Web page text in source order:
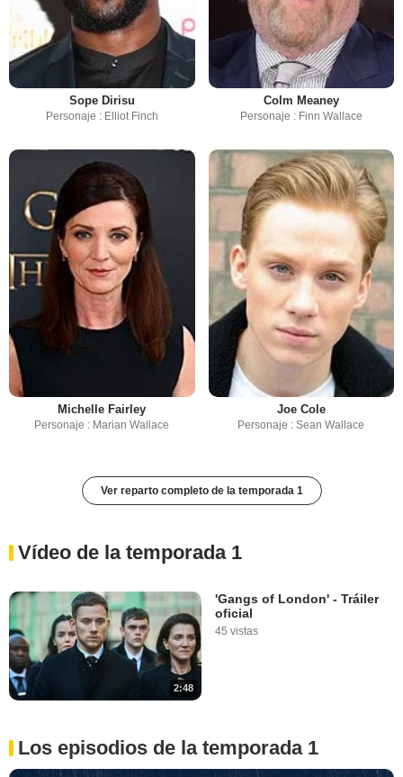
Sope Dirisu
Personaje : Elliot Finch
Colm Meaney
Personaje : Finn Wallace
Michelle Fairley
Personaje : Marian Wallace
Joe Cole
Personaje : Sean Wallace
Ver reparto completo de la temporada 1
Vídeo de la temporada 1
2:48
'Gangs of London' - Tráiler
oficial
45 vistas
Los episodios de la temporada 1